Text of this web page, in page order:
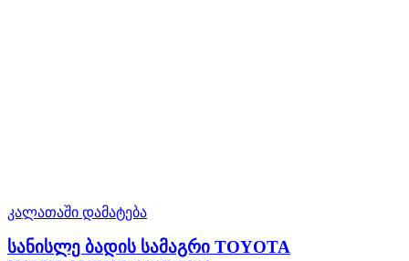
კალათაში დამატება
სანისლე ბადის სამაგრი TOYOTA